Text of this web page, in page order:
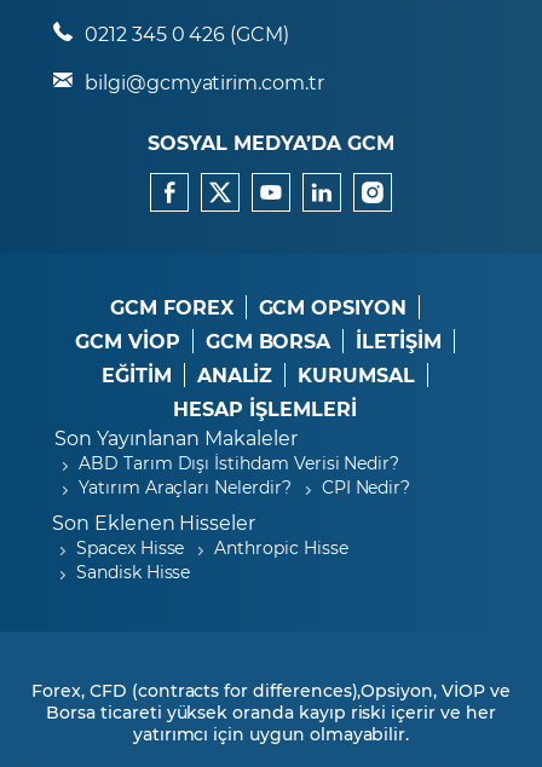
0212 345 0 426 (GCM)
bilgi@gcmyatirim.com.tr
SOSYAL MEDYA’DA GCM
GCM FOREX
GCM OPSIYON
GCM VİOP
GCM BORSA
İLETİŞİM
EĞİTİM
ANALİZ
KURUMSAL
HESAP İŞLEMLERİ
Son Yayınlanan Makaleler
ABD Tarım Dışı İstihdam Verisi Nedir?
Yatırım Araçları Nelerdir?
CPI Nedir?
Son Eklenen Hisseler
Spacex Hisse
Anthropic Hisse
Sandisk Hisse
Forex, CFD (contracts for differences),Opsiyon, VİOP ve
Borsa ticareti yüksek oranda kayıp riski içerir ve her
yatırımcı için uygun olmayabilir.